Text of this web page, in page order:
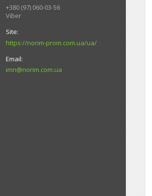
+380 (97) 060-03-56
Viber
https://norim-prom.com.ua/ua/
imn@norim.com.ua